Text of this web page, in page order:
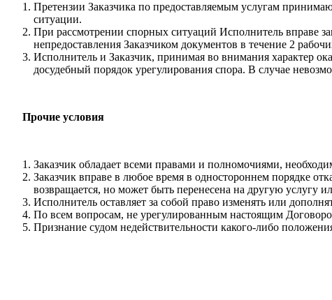
Претензии Заказчика по предоставляемым услугам
ситуации.
При рассмотрении спорных ситуаций Исполнитель вправе
непредоставления Заказчиком документов в течение 2
Исполнитель и Заказчик, принимая во внимания характер
досудебный порядок урегулирования спора. В случае
Прочие условия
Заказчик обладает всеми правами и полномочиями,
Заказчик вправе в любое время в одностороннем порядке
возвращается, но может быть перенесена на другую услугу
Исполнитель оставляет за собой право изменять или
По всем вопросам, не урегулированным настоящим
Признание судом недействительности какого-либо